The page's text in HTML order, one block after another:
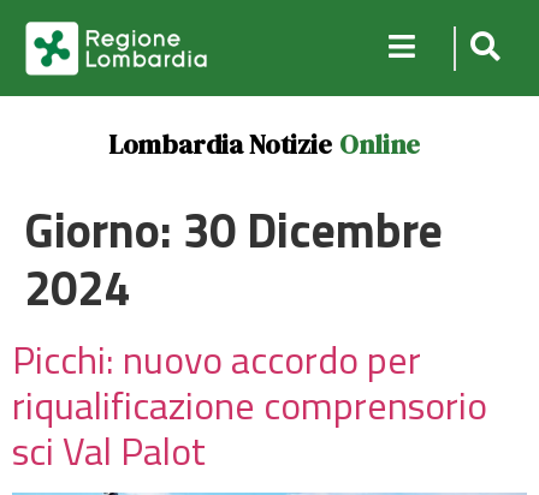
Lombardia Notizie Online
Giorno: 30 Dicembre
2024
Picchi: nuovo accordo per
riqualificazione comprensorio
sci Val Palot